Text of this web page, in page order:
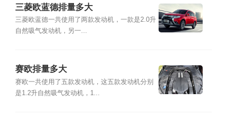
三菱欧蓝德排量多大
三菱欧蓝德一共使用了两款发动机，一款是2.0升
自然吸气发动机，另一...
赛欧排量多大
赛欧一共使用了五款发动机，这五款发动机分别
是1.2升自然吸气发动机，1...